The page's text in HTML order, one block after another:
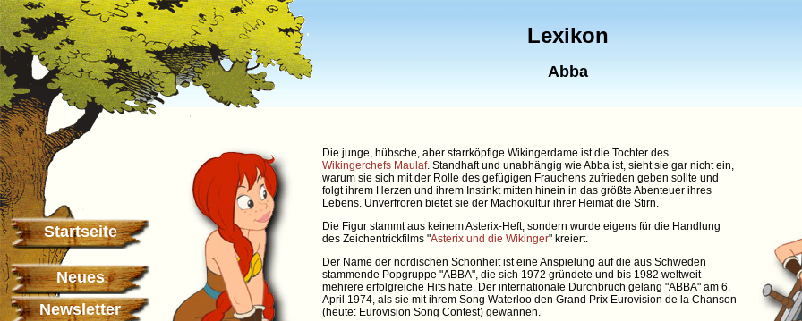
Lexikon
Abba
Startseite
Neues
Newsletter
Die junge, hübsche, aber starrköpfige Wikingerdame ist die Tochter des
Wikingerchefs Maulaf. Standhaft und unabhängig wie Abba ist, sieht sie gar nicht ein,
warum sie sich mit der Rolle des gefügigen Frauchens zufrieden geben sollte und
folgt ihrem Herzen und ihrem Instinkt mitten hinein in das größte Abenteuer ihres
Lebens. Unverfroren bietet sie der Machokultur ihrer Heimat die Stirn.
Die Figur stammt aus keinem Asterix-Heft, sondern wurde eigens für die Handlung
des Zeichentrickfilms "Asterix und die Wikinger" kreiert.
Der Name der nordischen Schönheit ist eine Anspielung auf die aus Schweden
stammende Popgruppe "ABBA", die sich 1972 gründete und bis 1982 weltweit
mehrere erfolgreiche Hits hatte. Der internationale Durchbruch gelang "ABBA" am 6.
April 1974, als sie mit ihrem Song Waterloo den Grand Prix Eurovision de la Chanson
(heute: Eurovision Song Contest) gewannen.